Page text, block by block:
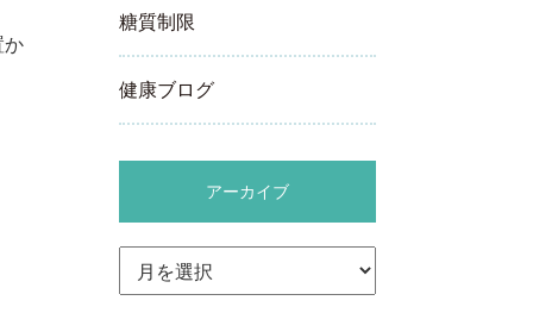
か
糖質制限
健康ブログ
アーカイブ
カ